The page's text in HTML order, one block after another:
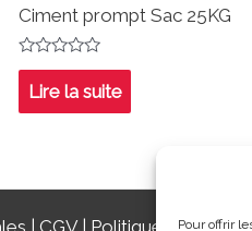
Pour offrir
Ciment prompt Sac 25KG
Note
sur
5
Lire la suite